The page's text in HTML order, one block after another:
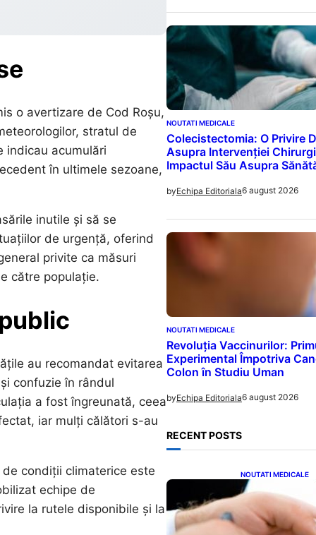
o avertizare de Cod Roșu,
stratul de
indicau acumulări
în ultimele sezoane,
inutile și să se
de urgență, oferind
privite ca măsuri
către populație.
au recomandat evitarea
confuzie în rândul
a fost îngreunată, ceea
iar mulți călători s-au
condiții climaterice este
echipe de
la rutele disponibile și la
NOUTATI MEDICALE
Colecistectomia: O Privire
Asupra Intervenției
Impactul Său Asupra
byEchipa Editoriala6 august 2026
NOUTATI MEDICALE
Revoluția Vaccinurilor:
Experimental Împotriva
Colon în Studiu Uman
byEchipa Editoriala6 august 2026
RECENT POSTS
NOUTATI MEDICALE
Acordul
Mondială: O
Detaliată a
Condițiilor